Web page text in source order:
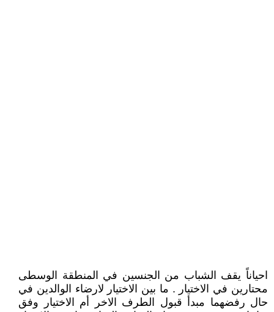
احياناً يقف الشباب من الجنسين في المنطقة الوسطى
محتارين في الاختيار . ما بين الاختيار لارضاء الوالدين في
حال رفضهما مبدأ قبول الطرف الاخر أم الاختيار وفق